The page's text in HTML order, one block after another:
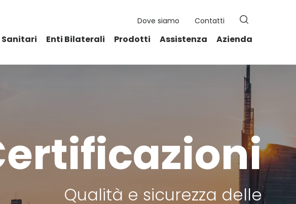
Dove siamo Contatti
Search Button
Sanitari Enti Bilaterali Prodotti Assistenza Azienda
Qualità e sicurezza delle